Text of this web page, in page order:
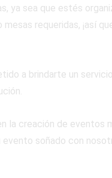
ya sea que estés
requeridas, ¡así
a brindarte un
la creación de eventos
soñado con